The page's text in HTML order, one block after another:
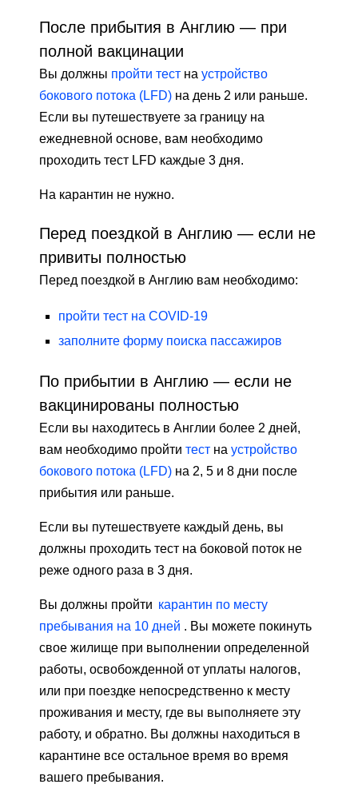
После прибытия в Англию — при
полной вакцинации
Вы должны пройти тест на устройство
бокового потока (LFD) на день 2 или раньше.
Если вы путешествуете за границу на
ежедневной основе, вам необходимо
проходить тест LFD каждые 3 дня.
На карантин не нужно.
Перед поездкой в ​​Англию — если не
привиты полностью
Перед поездкой в ​​Англию вам необходимо:
пройти тест на COVID-19
заполните форму поиска пассажиров
По прибытии в Англию — если не
вакцинированы полностью
Если вы находитесь в Англии более 2 дней,
вам необходимо пройти тест на устройство
бокового потока (LFD) на 2, 5 и 8 дни после
прибытия или раньше.
Если вы путешествуете каждый день, вы
должны проходить тест на боковой поток не
реже одного раза в 3 дня.
Вы должны пройти карантин по месту
пребывания на 10 дней . Вы можете покинуть
свое жилище при выполнении определенной
работы, освобожденной от уплаты налогов,
или при поездке непосредственно к месту
проживания и месту, где вы выполняете эту
работу, и обратно. Вы должны находиться в
карантине все остальное время во время
вашего пребывания.